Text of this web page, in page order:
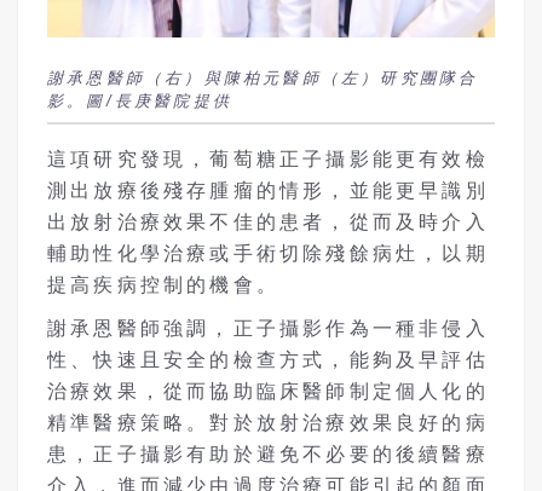
謝承恩醫師（右）與陳柏元醫師（左）研究團隊合
影。圖/長庚醫院提供
這項研究發現，葡萄糖正子攝影能更有效檢
測出放療後殘存腫瘤的情形，並能更早識別
出放射治療效果不佳的患者，從而及時介入
輔助性化學治療或手術切除殘餘病灶，以期
提高疾病控制的機會。
謝承恩醫師強調，正子攝影作為一種非侵入
性、快速且安全的檢查方式，能夠及早評估
治療效果，從而協助臨床醫師制定個人化的
精準醫療策略。對於放射治療效果良好的病
患，正子攝影有助於避免不必要的後續醫療
介入，進而減少由過度治療可能引起的顏面